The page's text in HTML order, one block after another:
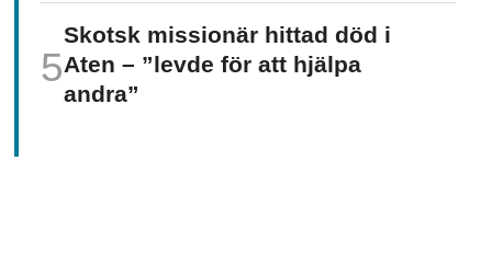
Skotsk missionär hittad död i
Aten – ”levde för att hjälpa
andra”